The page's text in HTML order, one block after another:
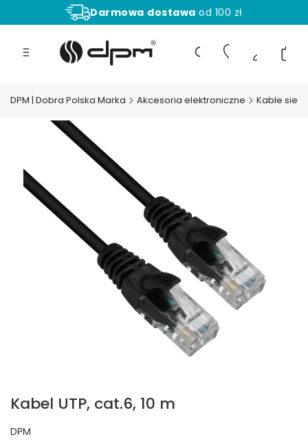
Darmowa dostawa od 100 zł
Aż
na zwrot towaru!
Otwórz wyszukiwarkę
DPM | Dobra Polska Marka Akcesoria elektroniczne Kable
Kabel UTP, cat.6, 10 m
DPM